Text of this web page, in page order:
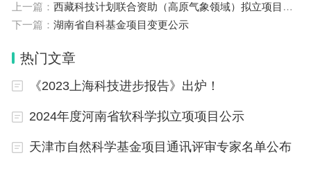
（一）项目负责人登录“河南省科技业务综合管理平
台”（http://xm.hnkjt.gov.cn）在线填写结项报告（正
文信息栏需上传word版，文件名为：项目编号+项目
名称），项目研究成果扫描上传（论文应上传全文、
位、主管部门审核后提交至省科技厅，省科技厅受理
后组织验收。
上一篇： 西藏科技计划联合资助（高原气象领域）拟立项目公示
下一篇： 湖南省自科基金项目变更公示
热门文章
《2023上海科技进步报告》出炉！
2024年度河南省软科学拟立项项目公示
天津市自然科学基金项目通讯评审专家名单公布